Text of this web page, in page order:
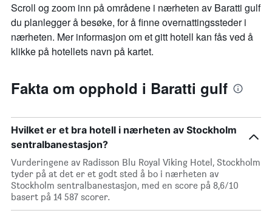
Scroll og zoom inn på områdene i nærheten av Baratti gulf
du planlegger å besøke, for å finne overnattingssteder i
nærheten. Mer informasjon om et gitt hotell kan fås ved å
klikke på hotellets navn på kartet.
Fakta om opphold i Baratti gulf
Hvilket er et bra hotell i nærheten av Stockholm
sentralbanestasjon?
Vurderingene av Radisson Blu Royal Viking Hotel, Stockholm
tyder på at det er et godt sted å bo i nærheten av
Stockholm sentralbanestasjon, med en score på 8,6/10
basert på 14 587 scorer.